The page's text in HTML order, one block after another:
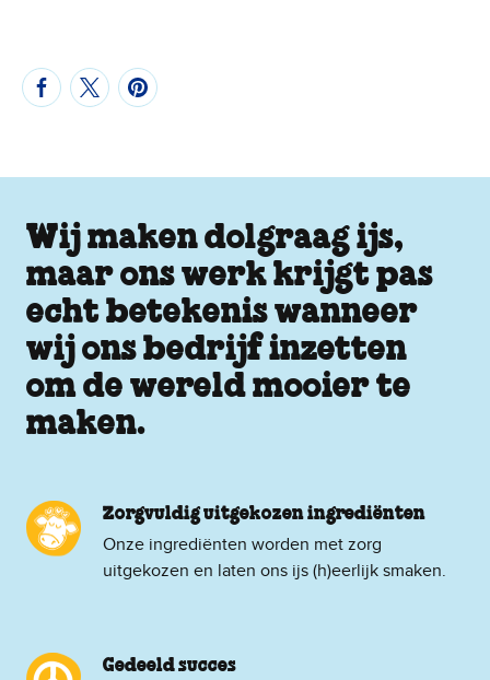
Wij maken dolgraag ijs,
maar ons werk krijgt pas
echt betekenis wanneer
wij ons bedrijf inzetten
om de wereld mooier te
maken.
Zorgvuldig uitgekozen ingrediënten
Onze ingrediënten worden met zorg
uitgekozen en laten ons ijs (h)eerlijk smaken.
Gedeeld succes